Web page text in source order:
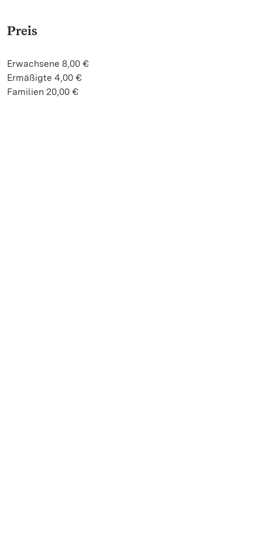
Preis
Erwachsene 8,00 €
Ermäßigte 4,00 €
Familien 20,00 €